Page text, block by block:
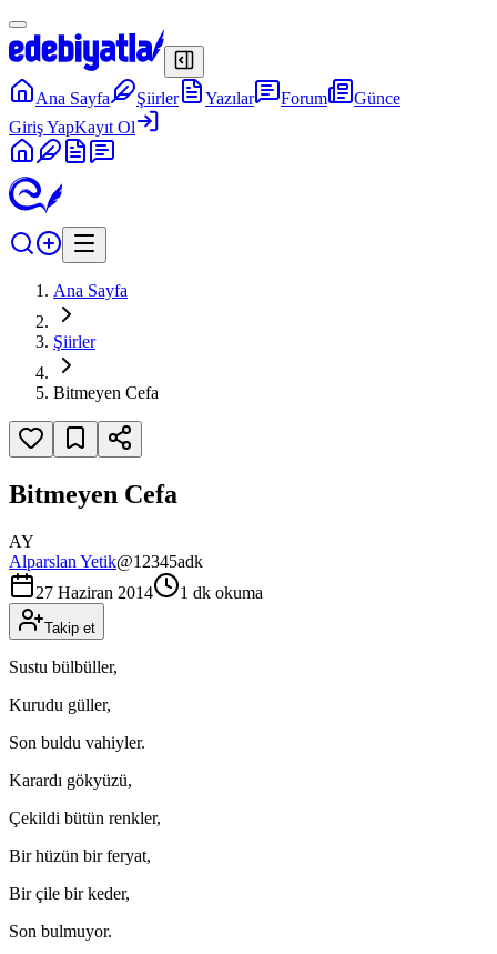
Ana Sayfa Şiirler Yazılar Forum
Günce
Giriş YapKayıt Ol
Ana Sayfa
Şiirler
Bitmeyen Cefa
Bitmeyen Cefa
AY
Alparslan Yetik@12345adk
27 Haziran 2014
1 dk okuma
Takip et
Sustu bülbüller,
Kurudu güller,
Son buldu vahiyler.
Karardı gökyüzü,
Çekildi bütün renkler,
Bir hüzün bir feryat,
Bir çile bir keder,
Son bulmuyor.